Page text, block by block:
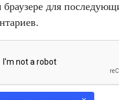
браузере для